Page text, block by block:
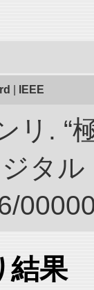
IEEE
リ. “
タ
結果